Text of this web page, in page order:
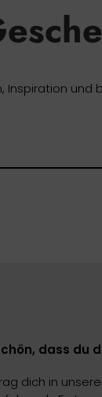
Inspiration
dass du
dich in